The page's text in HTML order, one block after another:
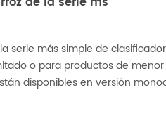
serie más simple de
o para productos de
disponibles en versión